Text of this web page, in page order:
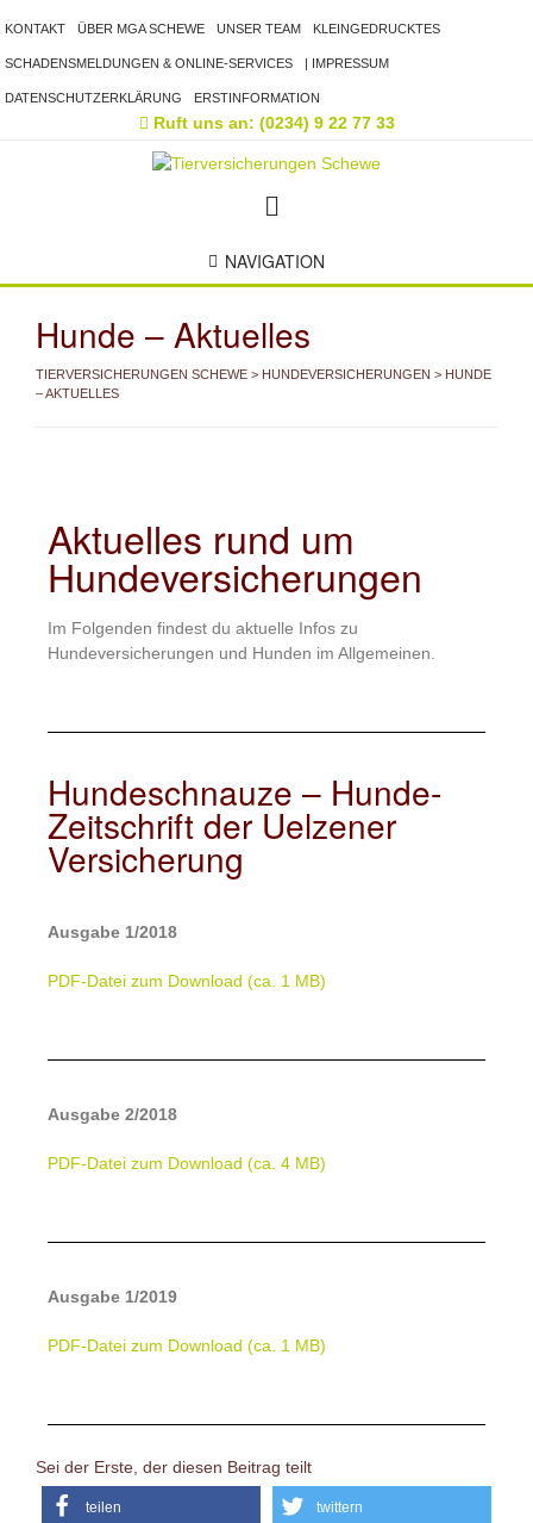
KONTAKT ÜBER MGA SCHEWE UNSER TEAM KLEINGEDRUCKTES
SCHADENSMELDUNGEN & ONLINE-SERVICES | IMPRESSUM
DATENSCHUTZERKLÄRUNG ERSTINFORMATION
Ruft uns an: (0234) 9 22 77 33
NAVIGATION
Hunde – Aktuelles
TIERVERSICHERUNGEN SCHEWE > HUNDEVERSICHERUNGEN > HUNDE
– AKTUELLES
Aktuelles rund um
Hundeversicherungen
Im Folgenden findest du aktuelle Infos zu
Hundeversicherungen und Hunden im Allgemeinen.
Hundeschnauze – Hunde-
Zeitschrift der Uelzener
Versicherung
Ausgabe 1/2018
PDF-Datei zum Download (ca. 1 MB)
Ausgabe 2/2018
PDF-Datei zum Download (ca. 4 MB)
Ausgabe 1/2019
PDF-Datei zum Download (ca. 1 MB)
Sei der Erste, der diesen Beitrag teilt
teilen twittern